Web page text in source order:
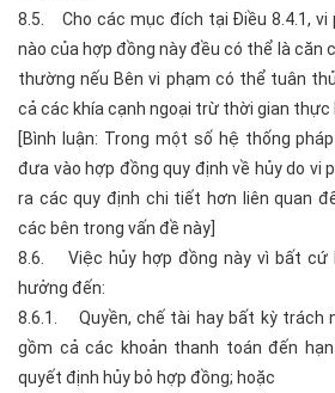
8.5. Cho các mục đích tại Điều 8.4.1, vi
nào của hợp đồng này đều có thể là căn
thường nếu Bên vi phạm có thể tuân
cả các khía cạnh ngoại trừ thời gian thực
[Bình luận: Trong một số hệ thống
đưa vào hợp đồng quy định về hủy do vi
ra các quy định chi tiết hơn liên quan
các bên trong vấn đề này]
8.6. Việc hủy hợp đồng này vì bất cứ
hưởng đến:
8.6.1. Quyền, chế tài hay bất kỳ trách
gồm cả các khoản thanh toán đến
quyết định hủy bỏ hợp đồng; hoặc